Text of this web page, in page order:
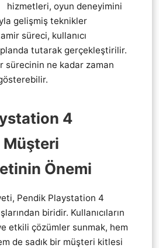
hizmetleri, oyun deneyimini
gelişmiş teknikler
süreci, kullanıcı
tutarak gerçekleştirilir.
sürecinin ne kadar zaman
4
Müşteri
Önemi
Pendik Playstation 4
biridir. Kullanıcıların
etkili çözümler sunmak, hem
de sadık bir müşteri kitlesi